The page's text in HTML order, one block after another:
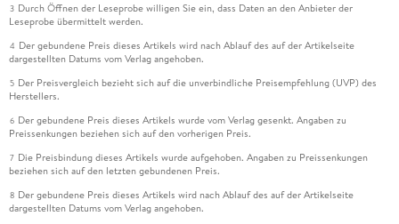
3 Durch Öffnen der Leseprobe willigen Sie ein, dass Daten an den Anbieter der
Leseprobe übermittelt werden.
4 Der gebundene Preis dieses Artikels wird nach Ablauf des auf der Artikelseite
dargestellten Datums vom Verlag angehoben.
5 Der Preisvergleich bezieht sich auf die unverbindliche Preisempfehlung (UVP) des
Herstellers.
6 Der gebundene Preis dieses Artikels wurde vom Verlag gesenkt. Angaben zu
Preissenkungen beziehen sich auf den vorherigen Preis.
7 Die Preisbindung dieses Artikels wurde aufgehoben. Angaben zu Preissenkungen
beziehen sich auf den letzten gebundenen Preis.
8 Der gebundene Preis dieses Artikels wird nach Ablauf des auf der Artikelseite
dargestellten Datums vom Verlag angehoben.